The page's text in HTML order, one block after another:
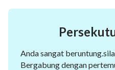
Anda sangat
Bergabung dengan